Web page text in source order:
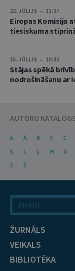
22. JŪLIJS • 11:17
Eiropas Komisija
tiesiskuma
15. JŪLIJS • 10:32
Stājas spēkā
nodrošināšanu ar
AUTORU
A Ā B C Č
Ķ
L Ļ M N
Z
Ž
ŽURNĀLS
VEIKALS
BIBLIOTĒKA